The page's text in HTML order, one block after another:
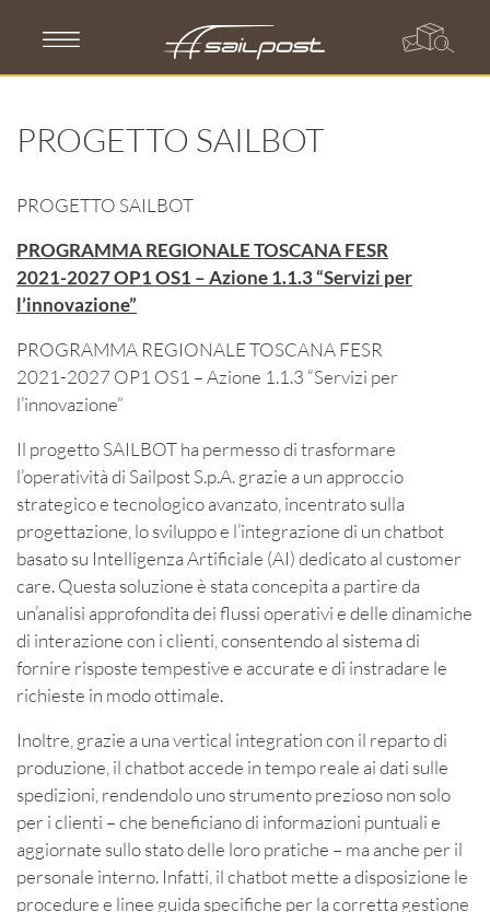
PROGETTO SAILBOT
PROGETTO SAILBOT
PROGRAMMA REGIONALE TOSCANA FESR
2021-2027 OP1 OS1 – Azione 1.1.3 “Servizi per
l’innovazione”
PROGRAMMA REGIONALE TOSCANA FESR
2021-2027 OP1 OS1 – Azione 1.1.3 “Servizi per
l’innovazione”
Il progetto SAILBOT ha permesso di trasformare
l’operatività di Sailpost S.p.A. grazie a un approccio
strategico e tecnologico avanzato, incentrato sulla
progettazione, lo sviluppo e l’integrazione di un chatbot
basato su Intelligenza Artificiale (AI) dedicato al customer
care. Questa soluzione è stata concepita a partire da
un’analisi approfondita dei flussi operativi e delle dinamiche
di interazione con i clienti, consentendo al sistema di
fornire risposte tempestive e accurate e di instradare le
richieste in modo ottimale.
Inoltre, grazie a una vertical integration con il reparto di
produzione, il chatbot accede in tempo reale ai dati sulle
spedizioni, rendendolo uno strumento prezioso non solo
per i clienti – che beneficiano di informazioni puntuali e
aggiornate sullo stato delle loro pratiche – ma anche per il
personale interno. Infatti, il chatbot mette a disposizione le
procedure e linee guida specifiche per la corretta gestione